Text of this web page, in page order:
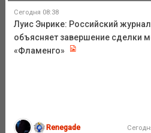
Сегодня 08:38
Луис Энрике: Российский
объясняет завершение сделки
«Фламенго»
Renegade